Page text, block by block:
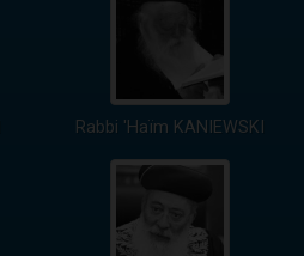
Rabbi 'Haïm KANIEWSKI